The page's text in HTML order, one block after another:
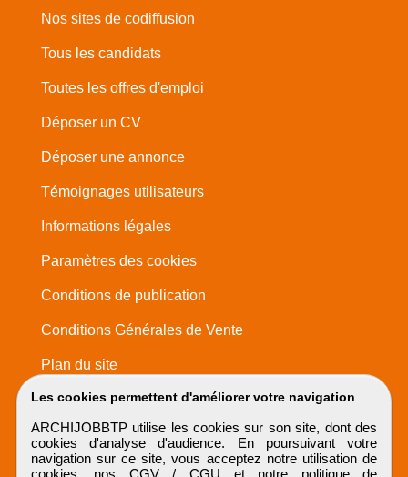
Les cookies permettent d'améliorer votre navigation
ARCHIJOBBTP utilise les cookies sur son site, dont des
cookies d'analyse d'audience. En poursuivant votre
navigation sur ce site, vous acceptez notre utilisation de
cookies, nos CGV / CGU et notre politique de
Nos sites de codiffusion
Tous les candidats
Toutes les offres d'emploi
Déposer un CV
Déposer une annonce
Témoignages utilisateurs
Informations légales
Paramètres des cookies
Conditions de publication
Conditions Générales de Vente
Plan du site